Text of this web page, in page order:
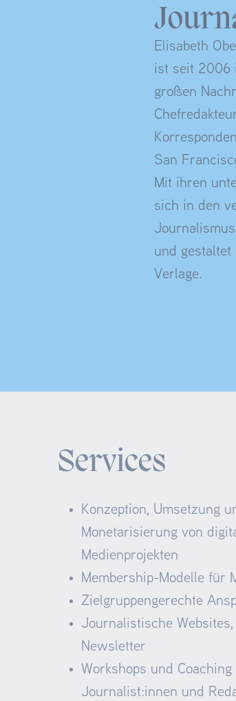
Elisabeth
ist seit 2006
großen
San
Mit ihren
sich in den
und
Verlage.
Services
Konzeption, Umsetzung
Monetarisierung von
Medienprojekten
Membership-Modelle für
Zielgruppengerechte
Journalistische
Newsletter
Workshops und Coaching
Journalist:innen und